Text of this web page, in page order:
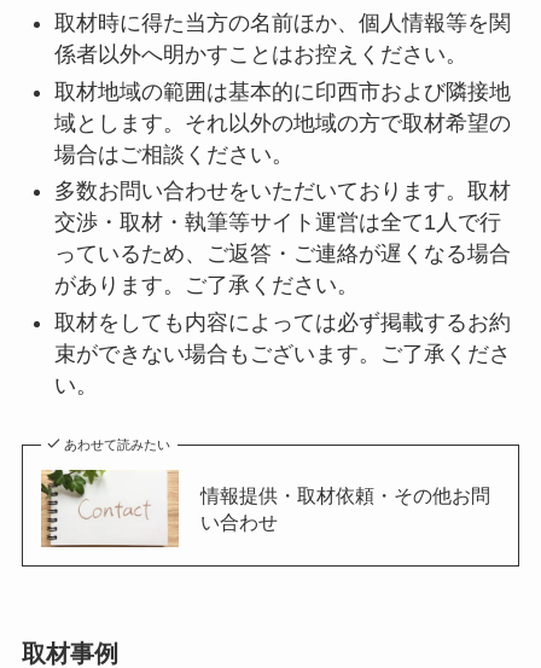
取材時に得た当方の名前ほか、個人情報等を関
係者以外へ明かすことはお控えください。
取材地域の範囲は基本的に印西市および隣接地
域とします。それ以外の地域の方で取材希望の
場合はご相談ください。
多数お問い合わせをいただいております。取材
交渉・取材・執筆等サイト運営は全て1人で行
っているため、ご返答・ご連絡が遅くなる場合
があります。ご了承ください。
取材をしても内容によっては必ず掲載するお約
束ができない場合もございます。ご了承くださ
い。
あわせて読みたい
情報提供・取材依頼・その他お問
い合わせ
取材事例